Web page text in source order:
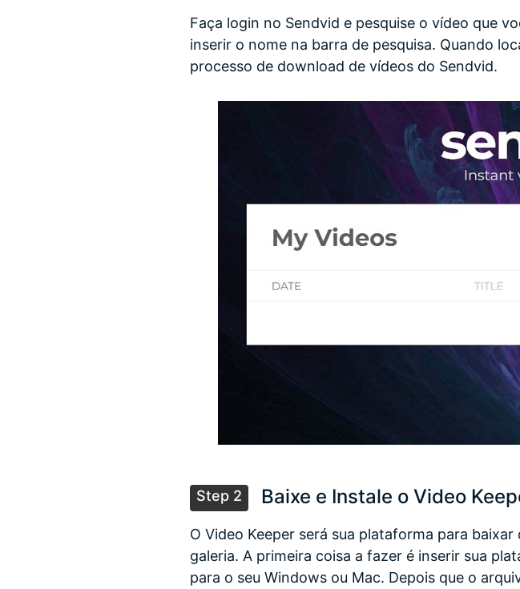
Faça login no Sendvid e pesquise o vídeo que
inserir o nome na barra de pesquisa. Quando
processo de download de vídeos do Sendvid.
Step 2 Baixe e Instale o Video
O Video Keeper será sua plataforma para
galeria. A primeira coisa a fazer é inserir sua
para o seu Windows ou Mac. Depois que o